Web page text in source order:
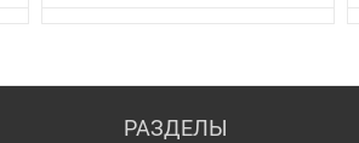
РАЗДЕЛЫ